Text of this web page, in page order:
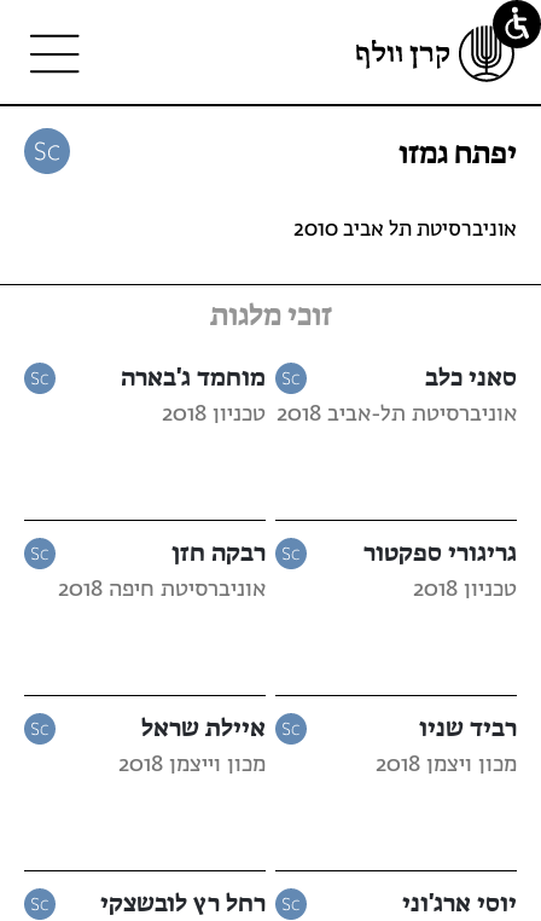
יפתח גמזו
אוניברסיטת תל אביב 2010
זוכי מלגות
סאני כלב
אוניברסיטת תל-אביב 2018
מוחמד ג'בארה
טכניון 2018
גריגורי ספקטור
טכניון 2018
רבקה חזן
אוניברסיטת חיפה 2018
רביד שניו
מכון ויצמן 2018
איילת שראל
מכון וייצמן 2018
יוסי ארג'וני רחל רץ לובשצקי